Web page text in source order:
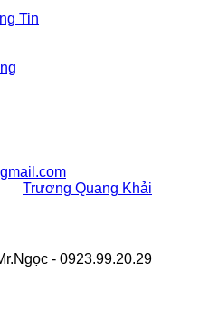
Tin
Trương Quang Khải
- 0923.99.20.29